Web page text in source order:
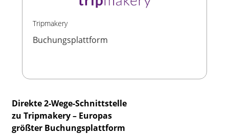
Tripmakery
Buchungsplattform
Direkte 2-Wege-Schnittstelle
zu Tripmakery – Europas
größter Buchungsplattform